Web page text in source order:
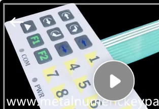
HAUS
PRODUKTE
ltd..
Rights
Reserved.
Developed
ECER